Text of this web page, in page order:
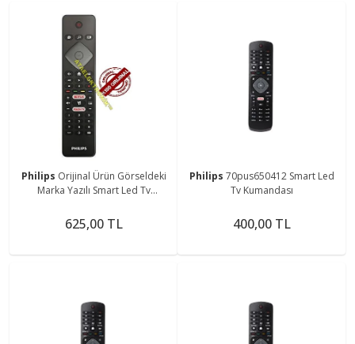
Philips Orijinal Ürün Görseldeki
Marka Yazılı Smart Led Tv
625,00 TL
Philips 70pus650412 Smart Led
Tv Kumandası
400,00 TL